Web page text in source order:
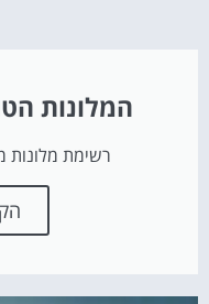
המלונות
רשימת מלונות